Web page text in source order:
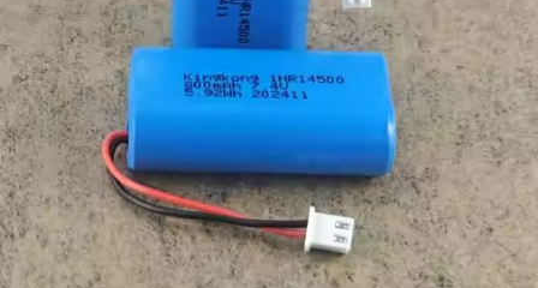
Перезаряжаемых
Литий-
Ионных
Аккумуляторов
Комплекты
Жгутов
Проводов
Аккумуляторных